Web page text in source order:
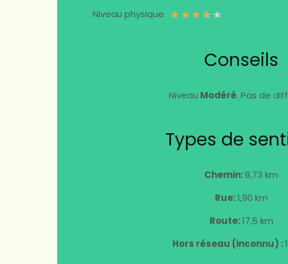
Niveau physique ★★★★★
Conseils
Niveau Modéré. Pas de
Types de
Chemin:8,73 km
Rue:1,90 km
Route:17,5 km
Hors réseau (inconnu) :